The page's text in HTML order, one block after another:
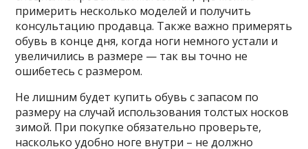
примерить несколько моделей и получить
консультацию продавца. Также важно примерять
обувь в конце дня, когда ноги немного устали и
увеличились в размере — так вы точно не
ошибетесь с размером.
Не лишним будет купить обувь с запасом по
размеру на случай использования толстых носков
зимой. При покупке обязательно проверьте,
насколько удобно ноге внутри – не должно